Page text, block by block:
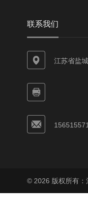
联系我们
江苏省盐
© 2026 版权所有